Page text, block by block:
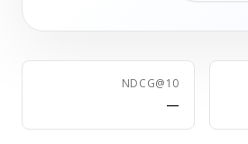
NDCG@10
—